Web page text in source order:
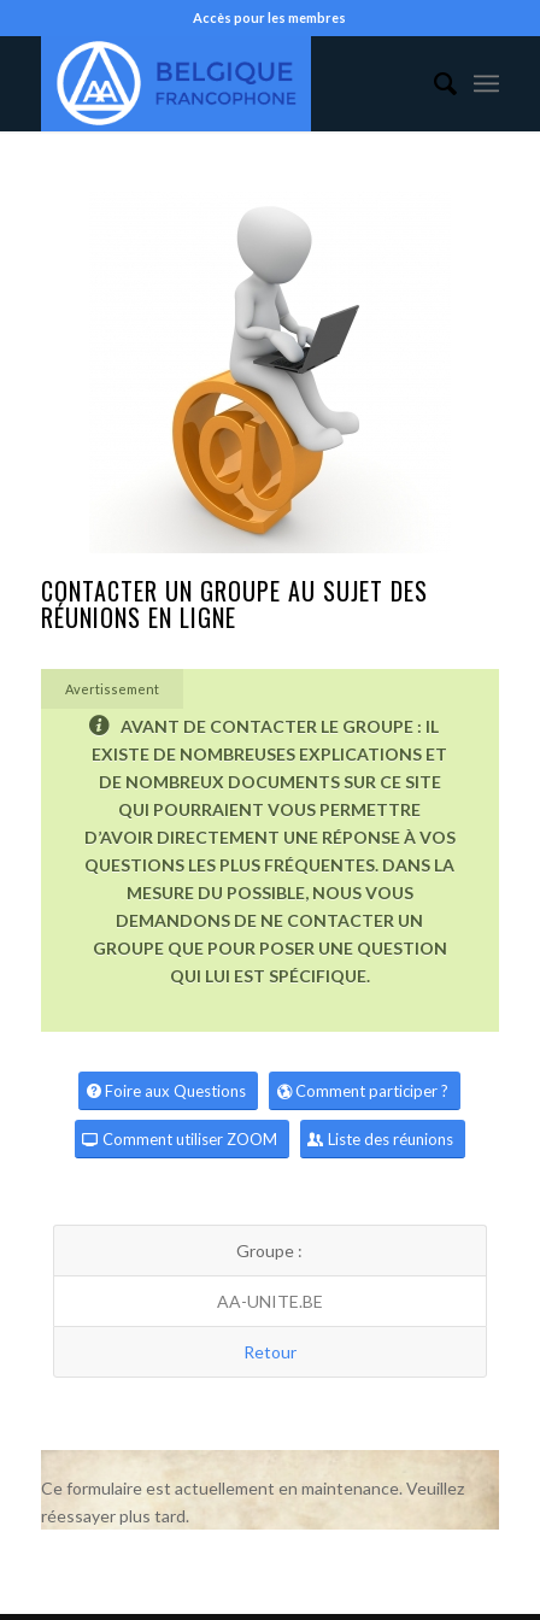
Accès pour les membres
CONTACTER UN GROUPE AU SUJET DES
RÉUNIONS EN LIGNE
Avertissement
AVANT DE CONTACTER LE GROUPE : IL
EXISTE DE NOMBREUSES EXPLICATIONS ET
DE NOMBREUX DOCUMENTS SUR CE SITE
QUI POURRAIENT VOUS PERMETTRE
D’AVOIR DIRECTEMENT UNE RÉPONSE À VOS
QUESTIONS LES PLUS FRÉQUENTES. DANS LA
MESURE DU POSSIBLE, NOUS VOUS
DEMANDONS DE NE CONTACTER UN
GROUPE QUE POUR POSER UNE QUESTION
QUI LUI EST SPÉCIFIQUE.
Foire aux Questions Comment participer ?
Comment utiliser ZOOM Liste des réunions
Groupe :
AA-UNITE.BE
Retour
Ce formulaire est actuellement en maintenance. Veuillez
réessayer plus tard.